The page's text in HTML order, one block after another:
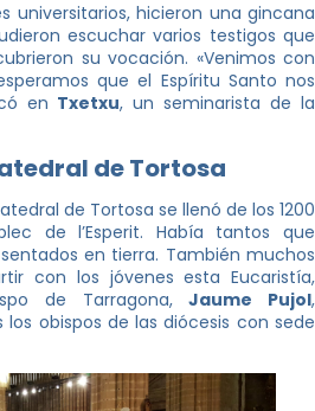
universitarios, hicieron una gincana
escuchar varios testigos que
su vocación. «Venimos con
que el Espíritu Santo nos
en Txetxu, un seminarista de la
de Tortosa
de Tortosa se llenó de los 1200
de l’Esperit. Había tantos que
en tierra. También muchos
con los jóvenes esta Eucaristía,
de Tarragona,Jaume Pujol,
obispos de las diócesis con sede